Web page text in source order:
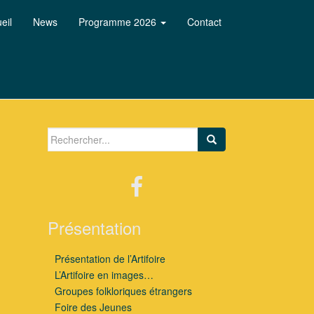
News Programme 2026 Contact
Search for:
Présentation
Présentation de l’Artifoire
L’Artifoire en images…
Groupes folkloriques étrangers
Foire des Jeunes